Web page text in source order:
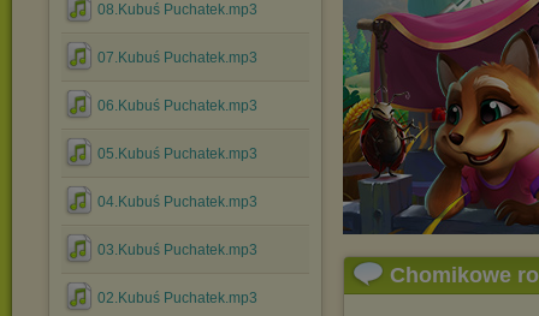
08.Kubuś Puchatek.mp3
07.Kubuś Puchatek.mp3
06.Kubuś Puchatek.mp3
05.Kubuś Puchatek.mp3
04.Kubuś Puchatek.mp3
03.Kubuś Puchatek.mp3
02.Kubuś Puchatek.mp3
Chomikowe